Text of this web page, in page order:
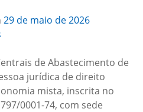
29 de maio de 2026
de Abastecimento de
jurídica de direito
mista, inscrita no
0001-74, com sede